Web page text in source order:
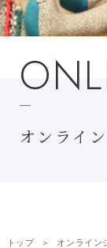
オンライ
トップ
オンライン